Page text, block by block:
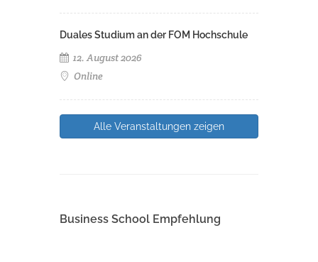
Duales Studium an der FOM Hochschule
12. August 2026
Online
Alle Veranstaltungen zeigen
Business School Empfehlung